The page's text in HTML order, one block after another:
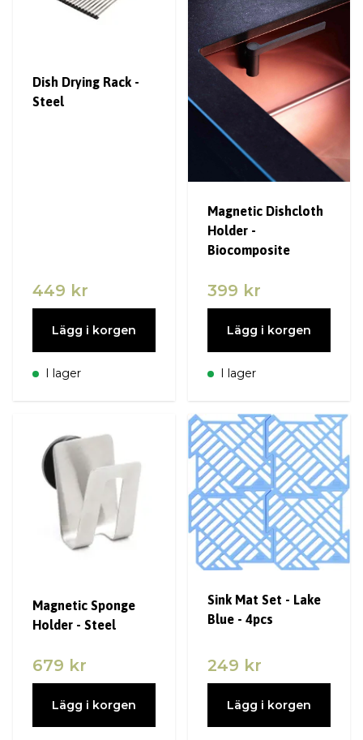
Dish Drying Rack -
Steel
449 kr
Lägg i korgen
I lager
Magnetic Dishcloth
Holder -
Biocomposite
399 kr
Lägg i korgen
I lager
Magnetic Sponge
Holder - Steel
679 kr
Lägg i korgen
Sink Mat Set - Lake
Blue - 4pcs
249 kr
Lägg i korgen